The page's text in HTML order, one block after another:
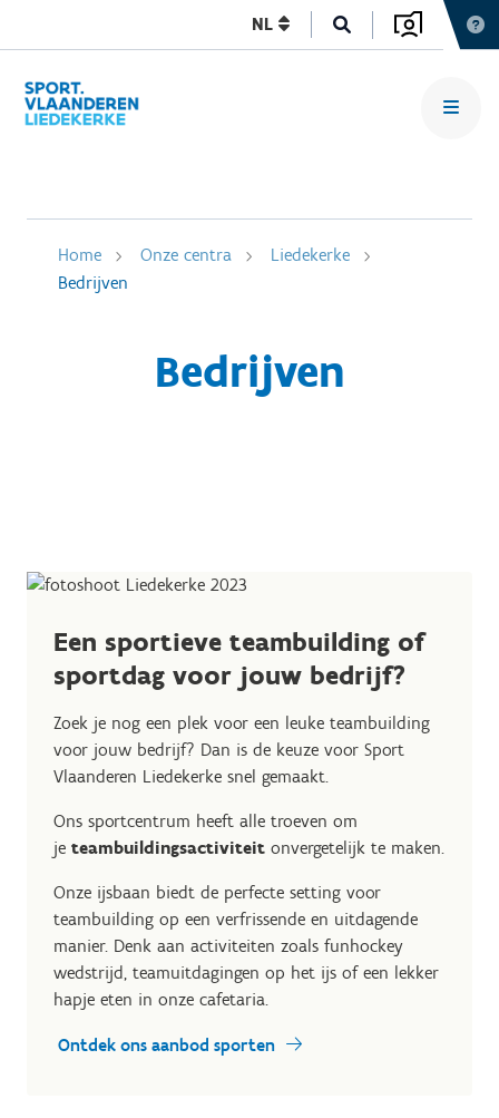
NL
Home Onze centra
Liedekerke
Bedrijven
Bedrijven
Een sportieve teambuilding of
sportdag voor jouw bedrijf?
Zoek je nog een plek voor een leuke teambuilding
voor jouw bedrijf? Dan is de keuze voor Sport
Vlaanderen Liedekerke snel gemaakt.
Ons sportcentrum heeft alle troeven om
je teambuildingsactiviteit onvergetelijk te maken.
Onze ijsbaan biedt de perfecte setting voor
teambuilding op een verfrissende en uitdagende
manier. Denk aan activiteiten zoals funhockey
wedstrijd, teamuitdagingen op het ijs of een lekker
hapje eten in onze cafetaria.
Ontdek ons aanbod sporten